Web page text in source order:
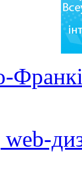
web-